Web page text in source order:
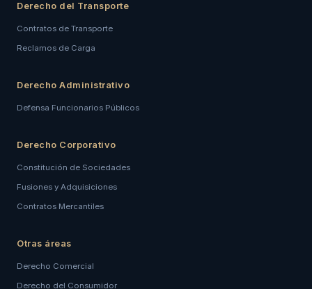
Derecho del Transporte
Contratos de Transporte
Reclamos de Carga
Derecho Administrativo
Defensa Funcionarios Públicos
Derecho Corporativo
Constitución de Sociedades
Fusiones y Adquisiciones
Contratos Mercantiles
Otras áreas
Derecho Comercial
Derecho del Consumidor